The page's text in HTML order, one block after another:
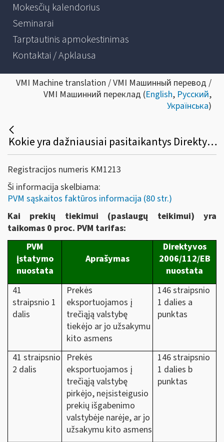
Mokesčių kalendorius
Seminarai
Tarptautinis apmokestinimas
Kontaktai / Apklausa
VMI Machine translation / VMI Машинный перевод /
VMI Машинний переклад (English, Русский,
Українська)
Kokie yra dažniausiai pasitaikantys Direktyvos 2006/112/EB straipsniai, kurie galėtų būti nurodomi PVM sąskaitoje faktūroje?
Registracijos numeris KM1213
Ši informacija skelbiama:
PVM sąskaitos faktūros informacija (80 str.)
Kai prekių tiekimui (paslaugų teikimui) yra
taikomas 0 proc. PVM tarifas:
PVM
įstatymo
nuostata
Aprašymas
Direktyvos
2006/112/EB
nuostata
41
straipsnio 1
dalis
Prekės
eksportuojamos į
trečiąją valstybę
tiekėjo ar jo užsakymu
kito asmens
146 straipsnio
1 dalies a
punktas
41 straipsnio
2 dalis
Prekės
eksportuojamos į
trečiąją valstybę
pirkėjo, neįsisteigusio
prekių išgabenimo
valstybėje narėje, ar jo
užsakymu kito asmens
146 straipsnio
1 dalies b
punktas